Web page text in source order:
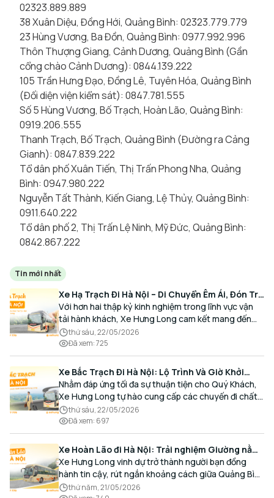
02323.889.889
38 Xuân Diệu, Đồng Hới, Quảng Bình: 02323.779.779
23 Hùng Vương, Ba Đồn, Quảng Bình: 0977.992.996
Thôn Thượng Giang, Cảnh Dương, Quảng Bình (Gần
cổng chào Cảnh Dương): 0844.139.222
105 Trần Hưng Đạo, Đồng Lê, Tuyên Hóa, Quảng Bình
(Đối diện viện kiểm sát): 0847.781.555
Số 5 Hùng Vương, Bố Trạch, Hoàn Lão, Quảng Bình:
0919.206.555
Thanh Trạch, Bố Trạch, Quảng Bình (Đường ra Cảng
Gianh): 0847.839.222
Tổ dân phố Xuân Tiến, Thị Trấn Phong Nha, Quảng
Bình: 0947.980.222
Nguyễn Tất Thành, Kiến Giang, Lệ Thủy, Quảng Bình:
0911.640.222
Tổ dân phố 2, Thị Trấn Lệ Ninh, Mỹ Đức, Quảng Bình:
0842.867.222
Tin mới nhất
Xe Hạ Trạch Đi Hà Nội – Di Chuyển Êm Ái, Đón Trả
Tận Nơi Cùng Xe Hưng Long
Với hơn hai thập kỷ kinh nghiệm trong lĩnh vực vận
tải hành khách, Xe Hưng Long cam kết mang đến
cho Quý Khách một hành trình di chuyển trọn vẹn,
thoải mái và đúng giờ.
thứ sáu, 22/05/2026
Đã xem:725
Xe Bắc Trạch Đi Hà Nội: Lộ Trình Và Giờ Khởi
Hành Cùng Xe Hưng Long
Nhằm đáp ứng tối đa sự thuận tiện cho Quý Khách,
Xe Hưng Long tự hào cung cấp các chuyến đi chất
lượng cao, an toàn với lịch trình linh hoạt mỗi ngày.
thứ sáu, 22/05/2026
Đã xem: 697
Xe Hoàn Lão đi Hà Nội: Trải nghiệm Giường nằm
Cao cấp, Đón trả Tận nơi
Xe Hưng Long vinh dự trở thành người bạn đồng
hành tin cậy, rút ngắn khoảng cách giữa Quảng Bình
và Thủ đô bằng chất lượng dịch vụ chuẩn mực.
thứ năm, 21/05/2026